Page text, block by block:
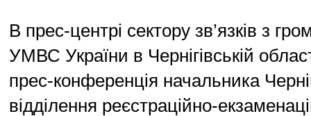
В прес-центрі сектору зв’язків з
УМВС України в Чернігівській
прес-конференція начальника
відділення реєстраційно-